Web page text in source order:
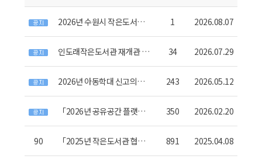
2026년 수원시 작은도서관
발전 유공 표창 후보자 추천
공고
1 2026.08.07
인도래작은도서관 재개관 안
내
34 2026.07.29
2026년 아동학대 신고의무
자 교육 시행 안내
243 2026.05.12
「2026년 공유공간 플랫폼,
우리마을 작은도서관」 운영
안내
350 2026.02.20
90
「2025년 작은도서관 협력
지원 멘토링 사업」신청 안
891 2025.04.08